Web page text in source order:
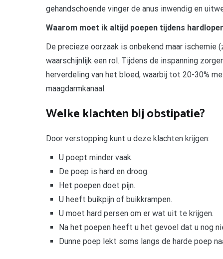
gehandschoende vinger de anus inwendig en
Waarom moet ik altijd poepen tijdens
De precieze oorzaak is onbekend maar
waarschijnlijk een rol. Tijdens de inspanning
herverdeling van het bloed, waarbij tot 20-30%
maagdarmkanaal.
Welke klachten bij obstipatie?
Door verstopping kunt u deze klachten krijgen:
U poept minder vaak.
De poep is hard en droog.
Het poepen doet pijn.
U heeft buikpijn of buikkrampen.
U moet hard persen om er wat uit te krijgen.
Na het poepen heeft u het gevoel dat u nog
Dunne poep lekt soms langs de harde poep